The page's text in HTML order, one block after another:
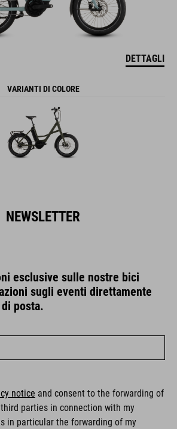
DETTAGLI
VARIANTI DI COLORE
NEWSLETTER
esclusive sulle nostre bici
sugli eventi direttamente
posta.
notice and consent to the forwarding of
parties in connection with my
in particular the forwarding of my